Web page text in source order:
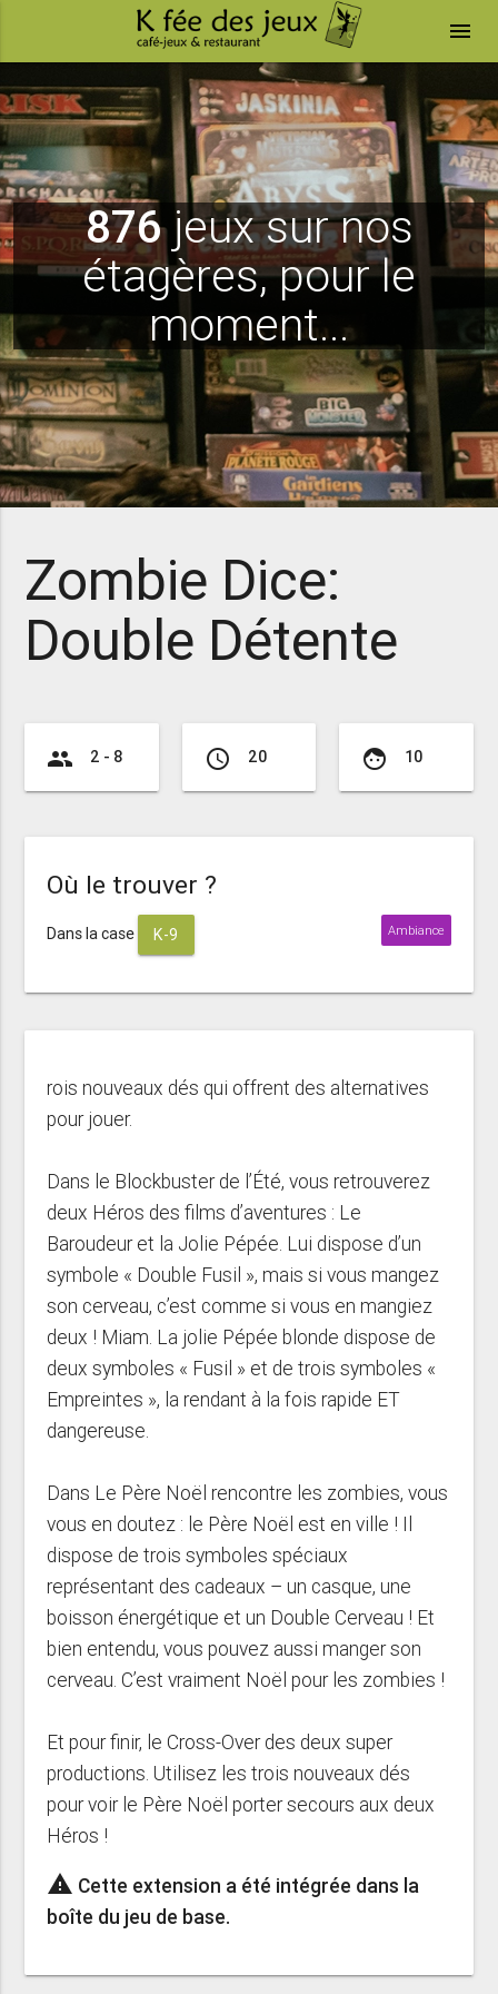
menu
876jeux sur nos
étagères, pour le
moment...
Zombie Dice:
Double Détente
group 2 - 8 access_time 20 face 10
Où le trouver ?
Dans la case K-9 Ambiance
rois nouveaux dés qui offrent des alternatives
pour jouer.
Dans le Blockbuster de l’Été, vous retrouverez
deux Héros des films d’aventures : Le
Baroudeur et la Jolie Pépée. Lui dispose d’un
symbole « Double Fusil », mais si vous mangez
son cerveau, c’est comme si vous en mangiez
deux ! Miam. La jolie Pépée blonde dispose de
deux symboles « Fusil » et de trois symboles «
Empreintes », la rendant à la fois rapide ET
dangereuse.
Dans Le Père Noël rencontre les zombies, vous
vous en doutez : le Père Noël est en ville ! Il
dispose de trois symboles spéciaux
représentant des cadeaux – un casque, une
boisson énergétique et un Double Cerveau ! Et
bien entendu, vous pouvez aussi manger son
cerveau. C’est vraiment Noël pour les zombies !
Et pour finir, le Cross-Over des deux super
productions. Utilisez les trois nouveaux dés
pour voir le Père Noël porter secours aux deux
Héros !
warning Cette extension a été intégrée dans la
boîte du jeu de base.